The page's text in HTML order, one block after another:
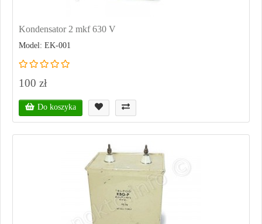
Kondensator 2 mkf 630 V
Model: EK-001
100 zł
Do koszyka